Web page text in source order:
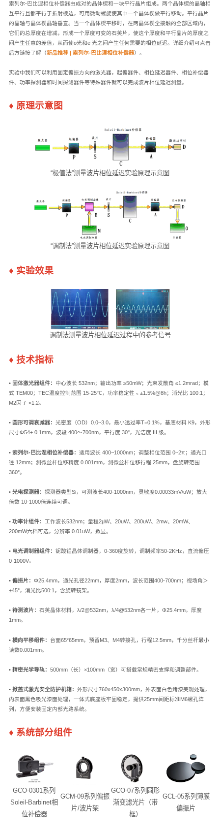
索列尔-巴比涅相位补偿器由成对的晶体楔和一块平行晶片组成。两个晶体楔的晶轴相
互平行且都平行于折射棱边，可用微动螺旋使其中一个晶体楔做平行移动。平行晶片
的晶轴与晶体楔晶轴垂直。当一个晶体楔平移时，在两晶体楔全接触的全部区域内，
它们的总厚度在增减，形成一个厚度可变的石英片，使这个厚度和平行晶片的厚度之
间产生任意的差值，从而使o光和e 光之间产生任何需要的相位延迟。详细介绍可点击
后方链接了解（新品推荐 | 索列尔-巴比涅相位补偿器）。
实验中我们可以利用固定偏振方向的激光器，起偏器件、相位延迟器件、相位补偿器
件、功率探测器和时间探测器件等特殊器件就可以完成波片相位延迟测量。
♦ 原理示意图
“极值法”测量波片相位延迟实验原理示意图
“调制法”测量波片相位延迟实验原理示意图
♦ 实验效果
调制法测量波片相位延迟过程中的参考信号
♦ 技术指标
• 固体激光器组件： 中心波长 532nm；输出功率 ≥50mW；光束发散角 ≤1.2mrad；模
式 TEM00；TEC温度控制范围 15-25℃，功率稳定性﹤±1.5%@8h；消光比 100:1；
M2因子 <1.2。
• 圆形可调衰减器： 光密度（OD）0.0~3.0，最小透过率T=0.1%，基底材料 K9，外形
尺寸Φ54± 0.1mm，波段 400～700nm，平行度 30"，光洁度 III 级。
• 索列尔-巴比涅相位补偿器： 适用波长 400~1000nm；调整相位范围 0~2π；通光口
径 12mm；测微丝杆位移精度 0.001mm，测微丝杆位移行程 25mm，盘旋转范围
360°。
• 光电探测器： 探测器类型Si，可测波长400-1000nm，灵敏度0.00033mV/uW；放大
倍数 10-1000倍连续可调。
• 功率计组件： 工作波长532nm；量程2μW、20uW、200uW、2mw、20mW、
200mW六档可选，分辨率 0.01uW，数显。
• 电光调制器组件： 铌酸锂晶体调制器，0-360度旋转，调制频率50-2KHz，直流偏压
0-1000V。
• 偏振片： Φ25.4mm，通光孔径22mm，厚度2mm，波长范围400-700nm；视场角＞
±45°，消光比500:1，含旋转镜架。
• 待测波片： 石英晶体材料，λ/2@532nm，λ/4@532nm各一片，Φ25.4mm，厚度
1mm。
• 横向平移组件： 台面65*65mm，预留M3、M4转接孔，行程12.5mm，千分丝杆最小
读数0.001mm。
• 精密光学导轨： 500mm（长）×100mm（宽）可搭载常规精密支撑和调整部件。
• 掀盖式激光安全防护机箱： 外形尺寸760x450x300mm，外表面白色烤漆美观处理，
内表面黑色吸光漆面处理，一体式底座板牢固稳定，提供25mm间距标准M6螺孔阵
列，方便安装固定内部光路系统。
♦ 系统部分组件
GCO-0301系列
Soleil-Barbinet相
位补偿器
GCM-09系列偏振
片/波片架
GCO-07系列圆形
渐变滤光片（带
框）
GCL-05系列薄膜
偏振片